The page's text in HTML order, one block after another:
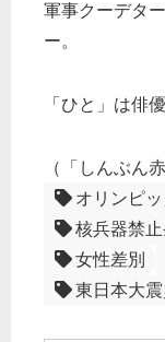
軍事クーデタ
ー。
「ひと」は俳
（「しんぶん
オリンピッ
核兵器禁
女性差別
東日本大震